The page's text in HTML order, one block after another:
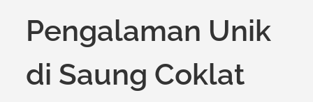
Pengalaman Unik
di Saung Coklat